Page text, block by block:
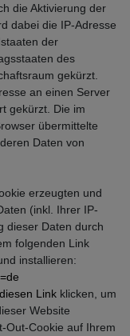
die Aktivierung der
dabei die IP-Adresse
der
des
gekürzt.
an einen Server
gekürzt. Die im
übermittelte
Daten von
erzeugten und
(inkl. Ihrer IP-
dieser Daten durch
folgenden Link
installieren:
diesen Link klicken, um
Website
Out-Cookie auf Ihrem